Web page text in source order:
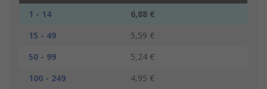
1 - 14
6,88 €
15 - 49
5,59 €
50 - 99
5,24 €
100 - 249
4,95 €